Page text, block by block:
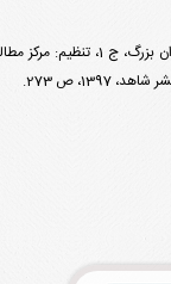
منبع: فرهنگ اعلام شهدا: تهران بزرگ، ج 1، تنظیم: